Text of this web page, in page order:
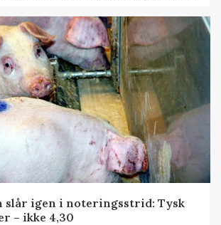
slår igen i noteringsstrid: Tysk
– ikke 4,30